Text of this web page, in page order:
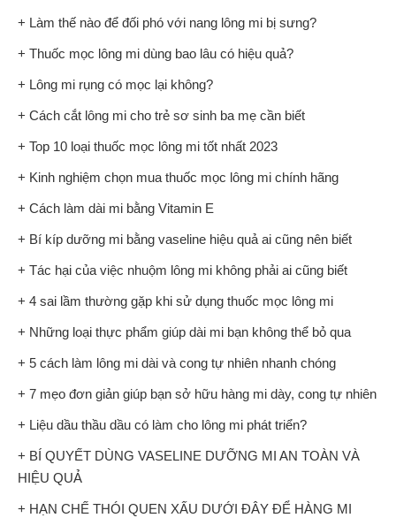
+ Làm thế nào để đối phó với nang lông mi bị sưng?
+ Thuốc mọc lông mi dùng bao lâu có hiệu quả?
+ Lông mi rụng có mọc lại không?
+ Cách cắt lông mi cho trẻ sơ sinh ba mẹ cần biết
+ Top 10 loại thuốc mọc lông mi tốt nhất 2023
+ Kinh nghiệm chọn mua thuốc mọc lông mi chính hãng
+ Cách làm dài mi bằng Vitamin E
+ Bí kíp dưỡng mi bằng vaseline hiệu quả ai cũng nên biết
+ Tác hại của việc nhuộm lông mi không phải ai cũng biết
+ 4 sai lầm thường gặp khi sử dụng thuốc mọc lông mi
+ Những loại thực phẩm giúp dài mi bạn không thể bỏ qua
+ 5 cách làm lông mi dài và cong tự nhiên nhanh chóng
+ 7 mẹo đơn giản giúp bạn sở hữu hàng mi dày, cong tự nhiên
+ Liệu dầu thầu dầu có làm cho lông mi phát triển?
+ BÍ QUYẾT DÙNG VASELINE DƯỠNG MI AN TOÀN VÀ
HIỆU QUẢ
+ HẠN CHẾ THÓI QUEN XẤU DƯỚI ĐÂY ĐỂ HÀNG MI